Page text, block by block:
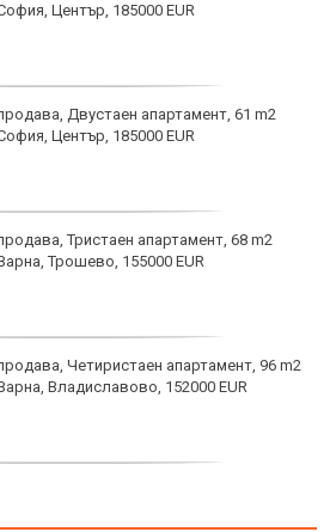
Център, 185000 EUR
Двустаен апартамент, 61 m2
Център, 185000 EUR
Тристаен апартамент, 68 m2
Трошево, 155000 EUR
Четиристаен апартамент, 96 m2
Владиславово, 152000 EUR